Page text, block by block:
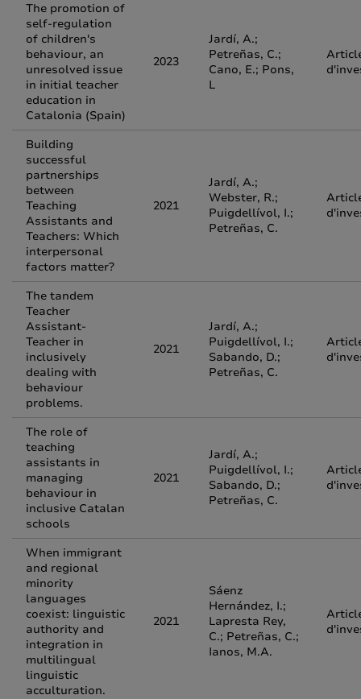
The promotion of
self-regulation
of children's
behaviour, an
unresolved issue
in initial teacher
education in
Catalonia (Spain)
2023
Jardí, A.;
Petreñas, C.;
Cano, E.; Pons,
L
Building
successful
partnerships
between
Teaching
Assistants and
Teachers: Which
interpersonal
factors matter?
2021
Jardí, A.;
Webster, R.;
Puigdellívol, I.;
Petreñas, C.
The tandem
Teacher
Assistant-
Teacher in
inclusively
dealing with
behaviour
problems.
2021
Jardí, A.;
Puigdellívol, I.;
Sabando, D.;
Petreñas, C.
The role of
teaching
assistants in
managing
behaviour in
inclusive Catalan
schools
2021
Jardí, A.;
Puigdellívol, I.;
Sabando, D.;
Petreñas, C.
When immigrant
and regional
minority
languages
coexist: linguistic
authority and
integration in
multilingual
linguistic
acculturation.
2021
Sáenz
Hernández, I.;
Lapresta Rey,
C.; Petreñas, C.;
Ianos, M.A.